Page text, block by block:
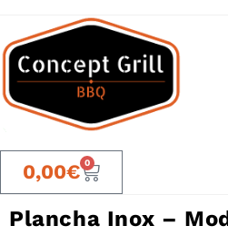
0,00€ 0
Plancha Inox –